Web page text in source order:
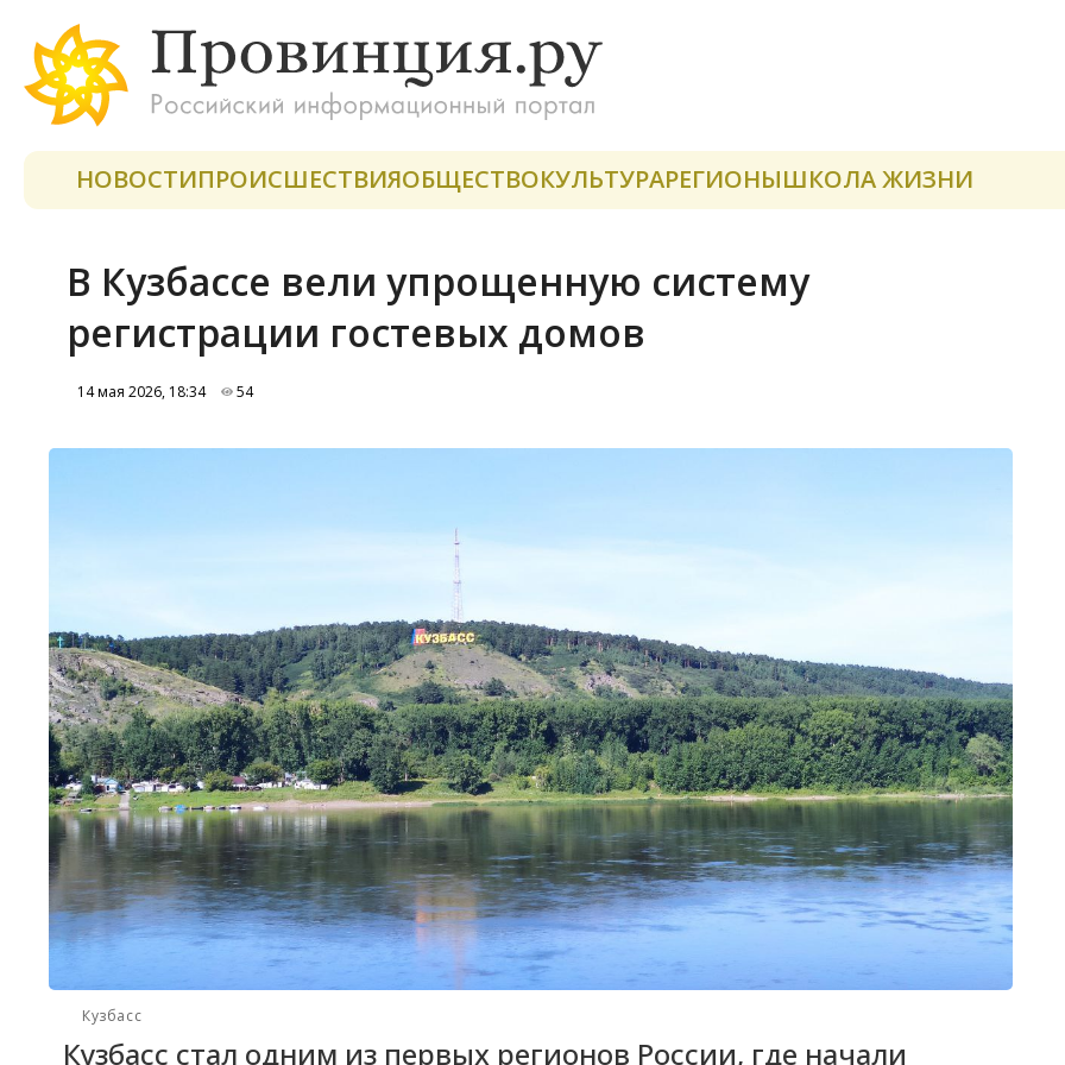
НОВОСТИПРОИСШЕСТВИЯОБЩЕСТВОКУЛЬТУРАРЕГИОНЫШКОЛА ЖИЗНИ
В Кузбассе вели упрощенную систему
регистрации гостевых домов
14 мая 2026, 18:34 54
Кузбасс
Кузбасс стал одним из первых регионов России, где начали